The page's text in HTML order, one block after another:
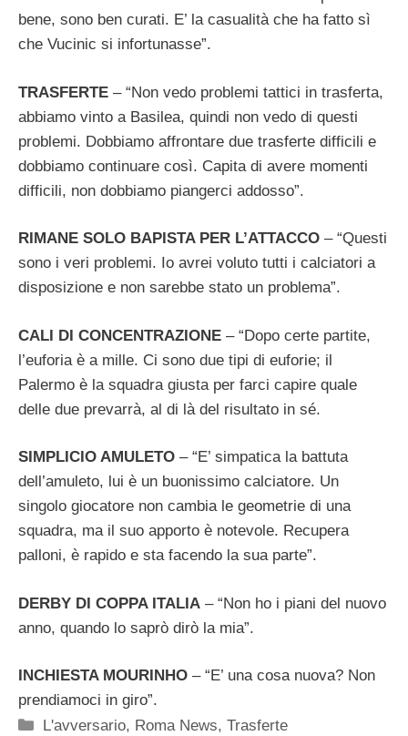
bene, sono ben curati. E’ la casualità che ha fatto sì
che Vucinic si infortunasse”.
TRASFERTE – “Non vedo problemi tattici in trasferta,
abbiamo vinto a Basilea, quindi non vedo di questi
problemi. Dobbiamo affrontare due trasferte difficili e
dobbiamo continuare così. Capita di avere momenti
difficili, non dobbiamo piangerci addosso”.
RIMANE SOLO BAPISTA PER L’ATTACCO – “Questi
sono i veri problemi. Io avrei voluto tutti i calciatori a
disposizione e non sarebbe stato un problema”.
CALI DI CONCENTRAZIONE – “Dopo certe partite,
l’euforia è a mille. Ci sono due tipi di euforie; il
Palermo è la squadra giusta per farci capire quale
delle due prevarrà, al di là del risultato in sé.
SIMPLICIO AMULETO – “E’ simpatica la battuta
dell’amuleto, lui è un buonissimo calciatore. Un
singolo giocatore non cambia le geometrie di una
squadra, ma il suo apporto è notevole. Recupera
palloni, è rapido e sta facendo la sua parte”.
DERBY DI COPPA ITALIA – “Non ho i piani del nuovo
anno, quando lo saprò dirò la mia”.
INCHIESTA MOURINHO – “E’ una cosa nuova? Non
prendiamoci in giro”.
Categorie
L'avversario, Roma News,Trasferte